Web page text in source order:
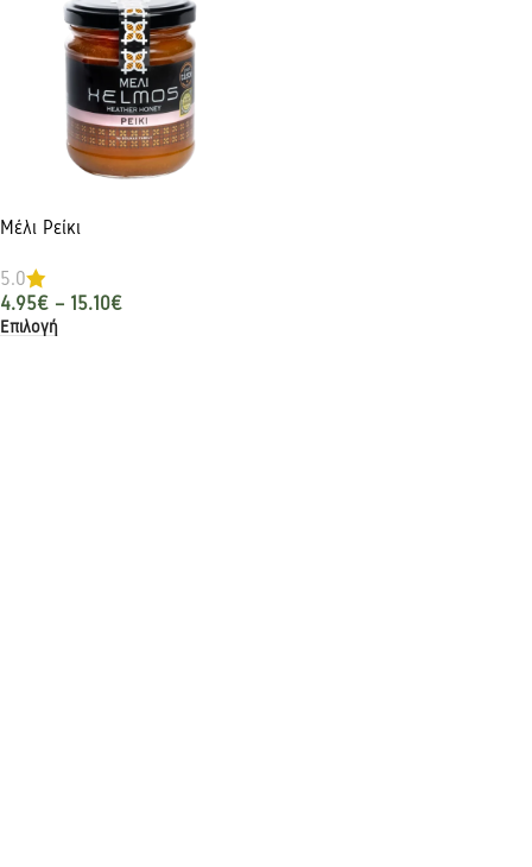
Μέλι Ρείκι
5.0
4.95€ – 15.10€
Επιλογή